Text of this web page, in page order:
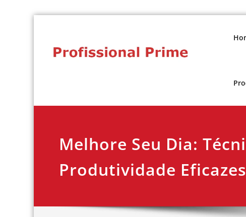
content
Desenvolvimento profissional, liderança e
Melhore Seu Dia:
Produtividade Eficazes